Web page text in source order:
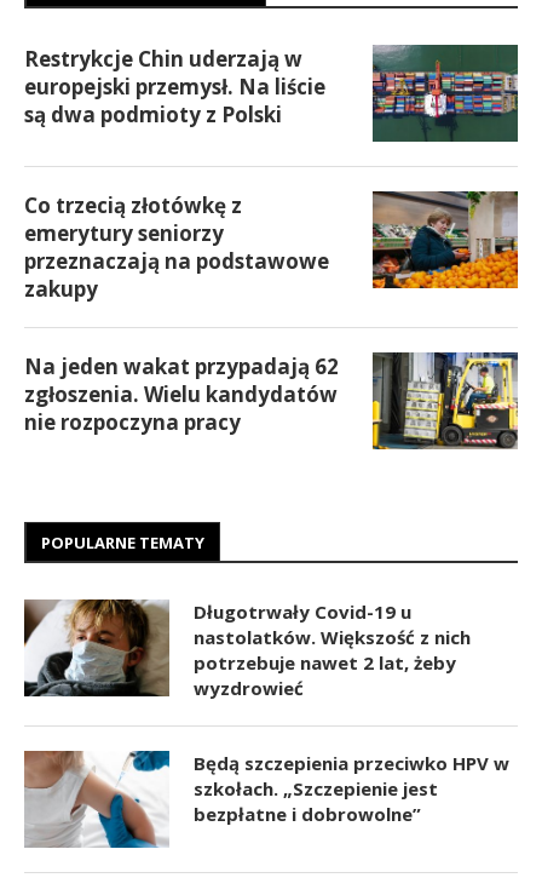
Restrykcje Chin uderzają w
europejski przemysł. Na liście
są dwa podmioty z Polski
Co trzecią złotówkę z
emerytury seniorzy
przeznaczają na podstawowe
zakupy
Na jeden wakat przypadają 62
zgłoszenia. Wielu kandydatów
nie rozpoczyna pracy
POPULARNE TEMATY
Długotrwały Covid-19 u
nastolatków. Większość z nich
potrzebuje nawet 2 lat, żeby
wyzdrowieć
Będą szczepienia przeciwko HPV w
szkołach. „Szczepienie jest
bezpłatne i dobrowolne”